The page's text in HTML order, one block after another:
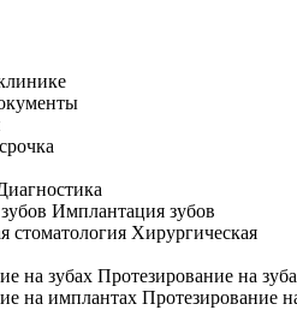
Имплантация зубов
Хирургическая
Протезирование на
Протезирование